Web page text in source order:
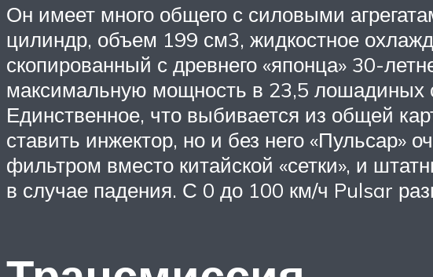
Он имеет много общего с силовыми
цилиндр, объем 199 см3, жидкостное
скопированный с древнего «японца» 30-
максимальную мощность в 23,5 лошадиных
Единственное, что выбивается из общей
ставить инжектор, но и без него
фильтром вместо китайской «сетки», и
в случае падения. С 0 до 100 км/ч Pulsar